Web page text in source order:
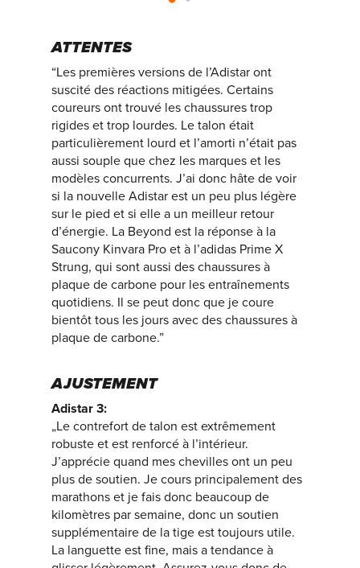
ATTENTES
“Les premières versions de l’Adistar ont
suscité des réactions mitigées. Certains
coureurs ont trouvé les chaussures trop
rigides et trop lourdes. Le talon était
particulièrement lourd et l’amorti n’était pas
aussi souple que chez les marques et les
modèles concurrents. J’ai donc hâte de voir
si la nouvelle Adistar est un peu plus légère
sur le pied et si elle a un meilleur retour
d’énergie. La Beyond est la réponse à la
Saucony Kinvara Pro et à l’adidas Prime X
Strung, qui sont aussi des chaussures à
plaque de carbone pour les entraînements
quotidiens. Il se peut donc que je coure
bientôt tous les jours avec des chaussures à
plaque de carbone.”
AJUSTEMENT
Adistar 3:
„Le contrefort de talon est extrêmement
robuste et est renforcé à l’intérieur.
J’apprécie quand mes chevilles ont un peu
plus de soutien. Je cours principalement des
marathons et je fais donc beaucoup de
kilomètres par semaine, donc un soutien
supplémentaire de la tige est toujours utile.
La languette est fine, mais a tendance à